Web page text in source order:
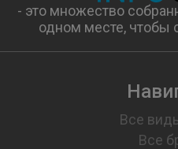
- это множество
одном месте, чтобы
Все
Все